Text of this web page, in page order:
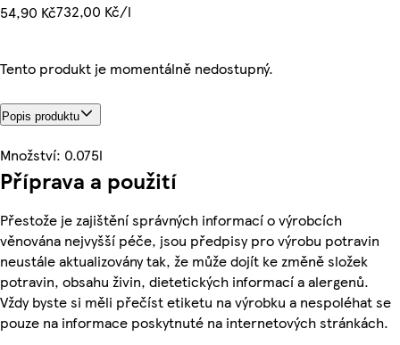
54,90 Kč732,00 Kč/l
Tento produkt je momentálně nedostupný.
Popis produktu
Množství: 0.075l
Příprava a použití
Přestože je zajištění správných informací o výrobcích
věnována nejvyšší péče, jsou předpisy pro výrobu potravin
neustále aktualizovány tak, že může dojít ke změně složek
potravin, obsahu živin, dietetických informací a alergenů.
Vždy byste si měli přečíst etiketu na výrobku a nespoléhat se
pouze na informace poskytnuté na internetových stránkách.